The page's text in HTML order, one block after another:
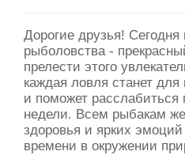
Дорогие друзья!
рыболовства -
прелести этого
каждая ловля станет
и поможет расслабиться
недели. Всем рыбакам
здоровья и ярких эмоций
времени в окружении